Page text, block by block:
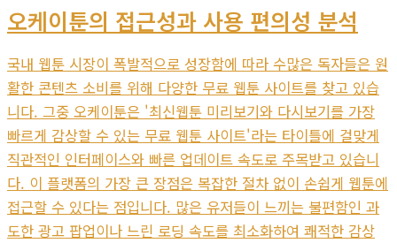
오케이툰의 접근성과 사용 편의성 분석
국내 웹툰 시장이 폭발적으로 성장함에 따라 수많은 독자들은 원
활한 콘텐츠 소비를 위해 다양한 무료 웹툰 사이트를 찾고 있습
니다. 그중 오케이툰은 '최신웹툰 미리보기와 다시보기를 가장
빠르게 감상할 수 있는 무료 웹툰 사이트'라는 타이틀에 걸맞게
직관적인 인터페이스와 빠른 업데이트 속도로 주목받고 있습니
다. 이 플랫폼의 가장 큰 장점은 복잡한 절차 없이 손쉽게 웹툰에
접근할 수 있다는 점입니다. 많은 유저들이 느끼는 불편함인 과
도한 광고 팝업이나 느린 로딩 속도를 최소화하여 쾌적한 감상